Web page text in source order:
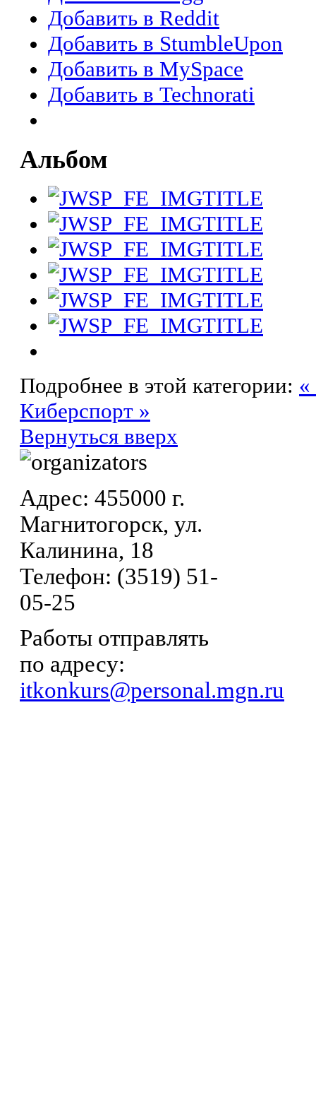
Добавить в Reddit
Добавить в StumbleUpon
Добавить в MySpace
Добавить в Technorati
Альбом
Подробнее в этой категории: «
Киберспорт »
Вернуться вверх
Адрес: 455000 г.
Магнитогорск, ул.
Калинина, 18
Телефон: (3519) 51-
05-25
Работы отправлять
по адресу:
itkonkurs@personal.mgn.ru